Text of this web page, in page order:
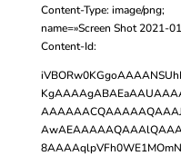
Content-Type: image/png;
name=»Screen Shot 2021-
Content-Id: